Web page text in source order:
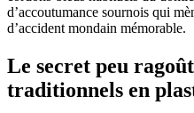
d’accoutumance sournois qui
d’accident mondain mémorable.
Le secret peu
traditionnels en